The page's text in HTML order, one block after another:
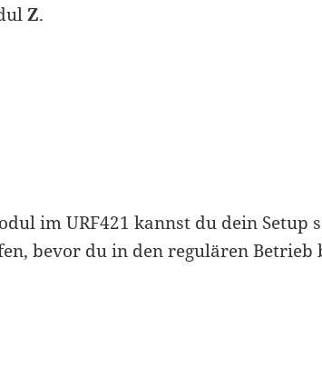
Z.
im URF421 kannst du dein Setup
bevor du in den regulären Betrieb